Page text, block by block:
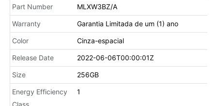
Part Number MLXW3BZ/A
Warranty Garantia Limitada de um (1) ano
Color Cinza-espacial
Release Date 2022-06-06T00:00:01Z
Size 256GB
Energy Efficiency
Class
1